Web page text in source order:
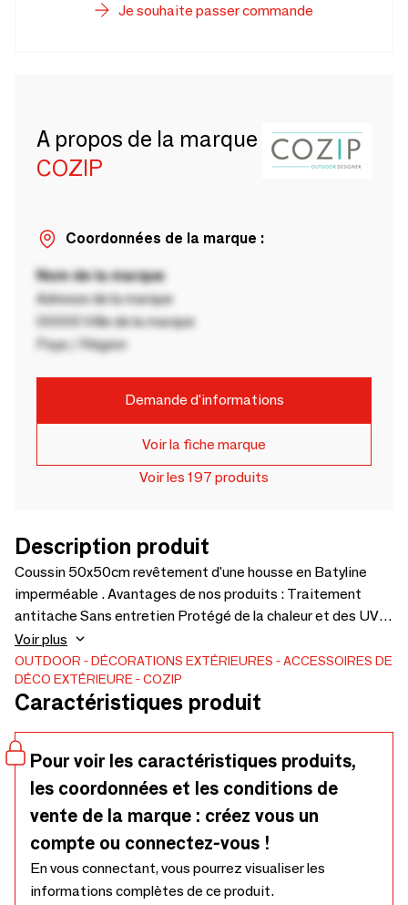
Je souhaite passer commande
A propos de la marque
COZIP
Coordonnées de la marque :
Nom de la marque
Adresse de la marque
00000 Ville de la marque
Pays / Région
Demande d'informations
Voir la fiche marque
Voir les 197 produits
Description produit
Coussin 50x50cm revêtement d'une housse en Batyline
imperméable . Avantages de nos produits : Traitement
antitache Sans entretien Protégé de la chaleur et des UV
Excellente résistance aux moisissures Ne se déchire pas,
ne se étend pas Sèche rapidement Haute résilience 100%
fabriqué en France Précontrainte textile Garantie 5 ans
(voir conditions de garantie) Certifié Origine France
Voir plus
OUTDOOR DÉCORATIONS EXTÉRIEURES
ACCESSOIRES DE
DÉCO EXTÉRIEURE
COZIP
Caractéristiques produit
Pour voir les caractéristiques produits,
les coordonnées et les conditions de
vente de la marque : créez vous un
compte ou connectez-vous !
En vous connectant, vous pourrez visualiser les
informations complètes de ce produit.